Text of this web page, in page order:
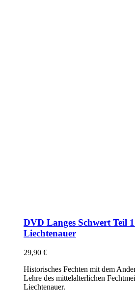
DVD Langes Schwert Teil
Liechtenauer
29,90 €
Historisches Fechten mit dem
Lehre des mittelalterlichen
Liechtenauer.